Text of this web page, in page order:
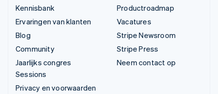
Kennisbank
Ervaringen van klanten
Blog
Community
Jaarlijks congres
Sessions
Privacy en voorwaarden
Productroadmap
Vacatures
Stripe Newsroom
Stripe Press
Neem contact op